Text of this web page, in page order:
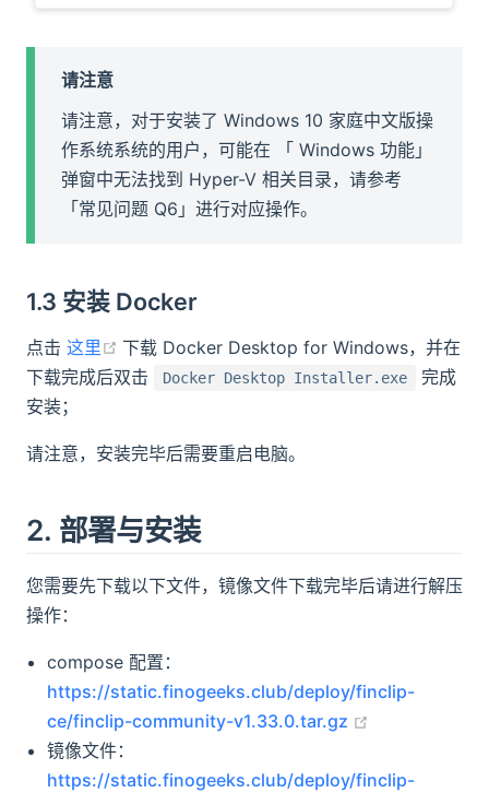
请注意
请注意，对于安装了 Windows 10 家庭中文版操
作系统系统的用户，可能在 「 Windows 功能」
弹窗中无法找到 Hyper-V 相关目录，请参考
「常见问题 Q6」进行对应操作。
1.3 安装 Docker
点击 这里 (opens new window)
下载 Docker Desktop for Windows，并在
下载完成后双击
Docker Desktop Installer.exe
完成
安装；​
请注意，安装完毕后需要重启电脑。
2. 部署与安装
您需要先下载以下文件，镜像文件下载完毕后请进行解压
操作：
compose 配置：
https://static.finogeeks.club/deploy/finclip-
ce/finclip-community-v1.33.0.tar.gz
镜像文件：
https://static.finogeeks.club/deploy/finclip-